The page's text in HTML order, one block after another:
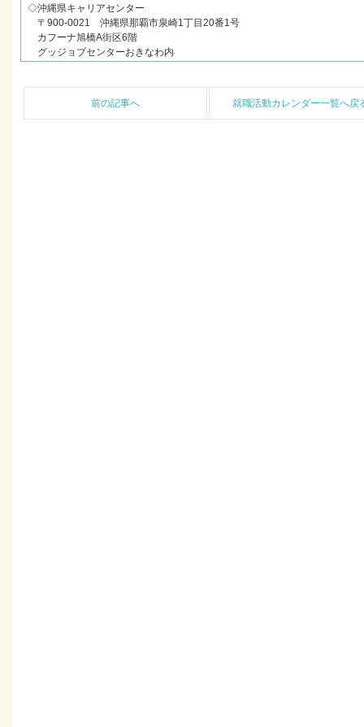
◇沖縄県キャリアセンター
〒900-0021 沖縄県那覇市泉崎1丁目20番1号
カフーナ旭橋A街区6階
グッジョブセンターおきなわ内
前の記事へ 就職活動カレンダー一覧へ戻